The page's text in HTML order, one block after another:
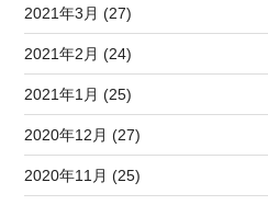
2021年3月 (27)
2021年2月 (24)
2021年1月 (25)
2020年12月 (27)
2020年11月 (25)